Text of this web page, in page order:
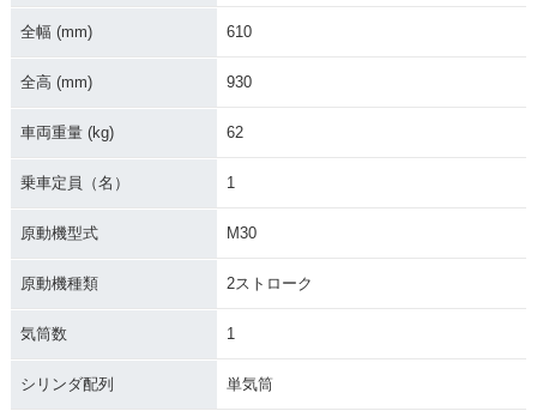
全幅 (mm) 610
全高 (mm) 930
車両重量 (kg) 62
乗車定員（名） 1
原動機型式 M30
原動機種類 2ストローク
気筒数 1
シリンダ配列 単気筒